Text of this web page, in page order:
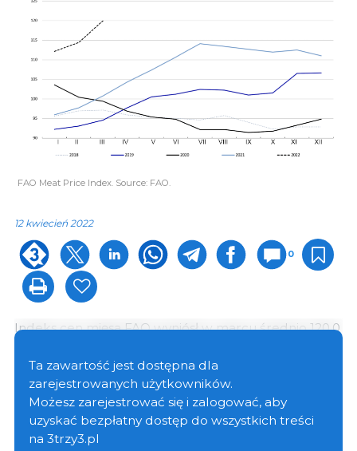
FAO Meat Price Index. Source: FAO.
12 kwiecień 2022
0
Indeks cen mięsa FAO wyniósł w marcu średnio 120,0
do lutego, osiągając również najwyższy poziom w
historii.W marcu ceny wieprzowiny odnotowały
największy miesięczny wzrost od 1995 r., do czego
przyczyniły się niedobory w podaży świń
przeznaczonych do uboju w Europie Zachodniej oraz
Ta zawartość jest dostępna dla
zarejestrowanych użytkowników.
Możesz zarejestrować się i zalogować, aby
uzyskać bezpłatny dostęp do wszystkich treści
na 3trzy3.pl